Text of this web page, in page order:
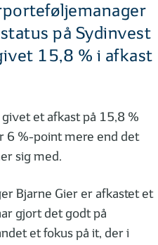
på Sydinvest
15,8 % i afkast
et afkast på 15,8 %
6 %-point mere end det
sig med.
Bjarne Gier er afkastet et
gjort det godt på
et fokus på it, der i